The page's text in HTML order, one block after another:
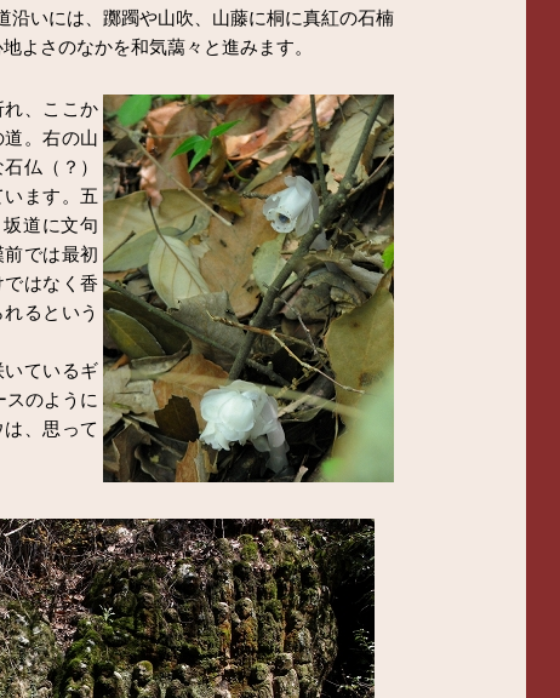
沿いには、躑躅や山吹、山藤に桐に真紅の石楠
よさのなかを和気藹々と進みます。
、ここか
。右の山
仏（？）
ます。五
道に文句
では最初
はなく香
るという
ているギ
スのように
、思って